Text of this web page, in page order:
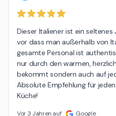
Dieser Italiener ist ein
vor dass man außerhalb von
gesamte Personal ist
nur durch den warmen,
bekommt sondern auch auf
Absolute Empfehlung für
Küche!
Vor 3 Jahren auf Google